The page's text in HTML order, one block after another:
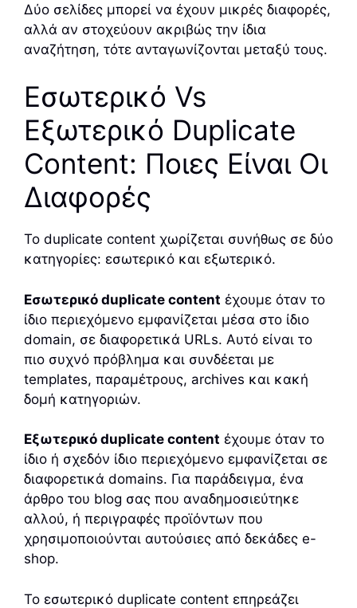
Δύο σελίδες μπορεί να έχουν μικρές διαφορές,
αλλά αν στοχεύουν ακριβώς την ίδια
αναζήτηση, τότε ανταγωνίζονται μεταξύ τους.
Εσωτερικό Vs
Εξωτερικό Duplicate
Content: Ποιες Είναι Οι
Διαφορές
Το duplicate content χωρίζεται συνήθως σε δύο
κατηγορίες: εσωτερικό και εξωτερικό.
Εσωτερικό duplicate content έχουμε όταν το
ίδιο περιεχόμενο εμφανίζεται μέσα στο ίδιο
domain, σε διαφορετικά URLs. Αυτό είναι το
πιο συχνό πρόβλημα και συνδέεται με
templates, παραμέτρους, archives και κακή
δομή κατηγοριών.
Εξωτερικό duplicate content έχουμε όταν το
ίδιο ή σχεδόν ίδιο περιεχόμενο εμφανίζεται σε
διαφορετικά domains. Για παράδειγμα, ένα
άρθρο του blog σας που αναδημοσιεύτηκε
αλλού, ή περιγραφές προϊόντων που
χρησιμοποιούνται αυτούσιες από δεκάδες e-
shop.
Το εσωτερικό duplicate content επηρεάζει